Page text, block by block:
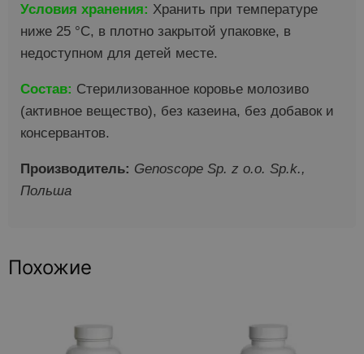
Условия хранения: Хранить при температуре
ниже 25 °C, в плотно закрытой упаковке, в
недоступном для детей месте.
Состав: Стерилизованное коровье молозиво
(активное вещество), без казеина, без добавок и
консервантов.
Производитель: Genoscope Sp. z o.o. Sp.k.,
Польша
Похожие